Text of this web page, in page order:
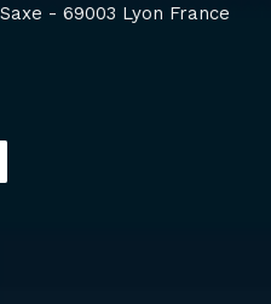
- 69003 Lyon France